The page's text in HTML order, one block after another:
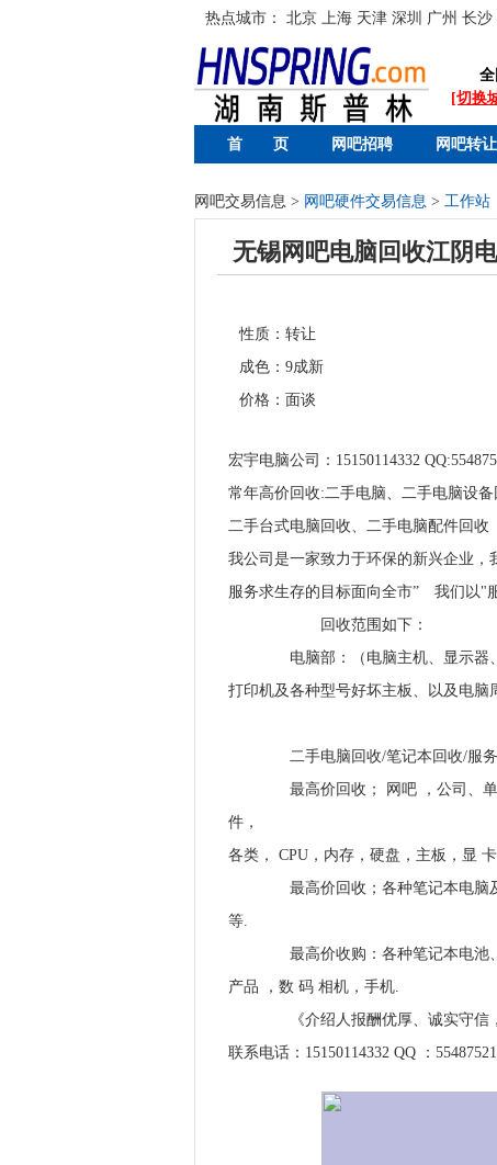
热点城市： 北京 上海 天津 深圳 广州 长沙
全
[切换
首 页 网吧招聘 网吧转让
网吧交易信息 > 网吧硬件交易信息 > 工作站
无锡网吧电脑回收江阴
性质：转让
成色：9成新
价格：面谈
宏宇电脑公司：15150114332
常年高价回收:二手电脑、二手电脑设
二手台式电脑回收、二手电脑配件回
我公司是一家致力于环保的新兴企业
服务求生存的目标面向全市” 我们以
回收范围如下：
电脑部：（电脑主机、显示器、
打印机及各种型号好坏主板、以及电
二手电脑回收/笔记本回收/服务器
最高价回收； 网吧 ，公司、单位
件，
各类， CPU，内存，硬盘，主板，显
最高价回收；各种笔记本电脑及配
等.
最高价收购：各种笔记本电池、
产品 ，数 码 相机，手机.
《介绍人报酬优厚、诚实守信，
联系电话：15150114332 QQ ：